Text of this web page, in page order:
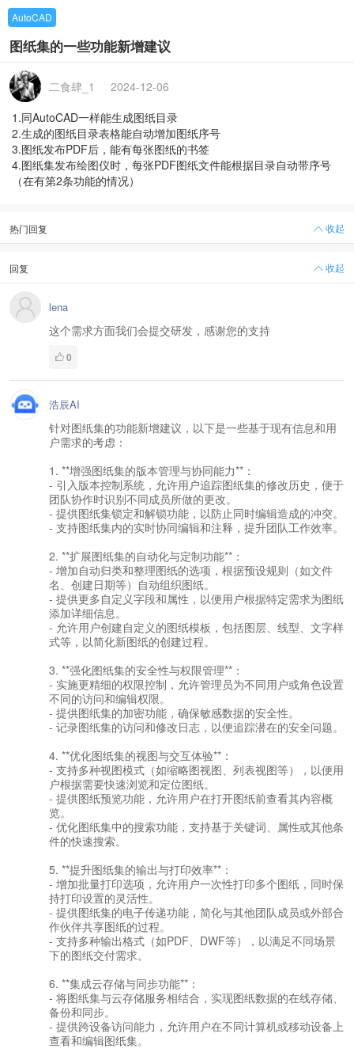
AutoCAD
图纸集的一些功能新增建议
二食肆_1
2024-12-06
1.同AutoCAD一样能生成图纸目录
2.生成的图纸目录表格能自动增加图纸序号
3.图纸发布PDF后，能有每张图纸的书签
4.图纸集发布绘图仪时，每张PDF图纸文件能根据目录自动带序号
（在有第2条功能的情况）
热门回复 收起
回复 收起
lena
这个需求方面我们会提交研发，感谢您的支持
0
浩辰AI
针对图纸集的功能新增建议，以下是一些基于现有信息和用
户需求的考虑：
1. **增强图纸集的版本管理与协同能力**：
- 引入版本控制系统，允许用户追踪图纸集的修改历史，便于
团队协作时识别不同成员所做的更改。
- 提供图纸集锁定和解锁功能，以防止同时编辑造成的冲突。
- 支持图纸集内的实时协同编辑和注释，提升团队工作效率。
2. **扩展图纸集的自动化与定制功能**：
- 增加自动归类和整理图纸的选项，根据预设规则（如文件
名、创建日期等）自动组织图纸。
- 提供更多自定义字段和属性，以便用户根据特定需求为图纸
添加详细信息。
- 允许用户创建自定义的图纸模板，包括图层、线型、文字样
式等，以简化新图纸的创建过程。
3. **强化图纸集的安全性与权限管理**：
- 实施更精细的权限控制，允许管理员为不同用户或角色设置
不同的访问和编辑权限。
- 提供图纸集的加密功能，确保敏感数据的安全性。
- 记录图纸集的访问和修改日志，以便追踪潜在的安全问题。
4. **优化图纸集的视图与交互体验**：
- 支持多种视图模式（如缩略图视图、列表视图等），以便用
户根据需要快速浏览和定位图纸。
- 提供图纸预览功能，允许用户在打开图纸前查看其内容概
览。
- 优化图纸集中的搜索功能，支持基于关键词、属性或其他条
件的快速搜索。
5. **提升图纸集的输出与打印效率**：
- 增加批量打印选项，允许用户一次性打印多个图纸，同时保
持打印设置的灵活性。
- 提供图纸集的电子传递功能，简化与其他团队成员或外部合
作伙伴共享图纸的过程。
- 支持多种输出格式（如PDF、DWF等），以满足不同场景
下的图纸交付需求。
6. **集成云存储与同步功能**：
- 将图纸集与云存储服务相结合，实现图纸数据的在线存储、
备份和同步。
- 提供跨设备访问能力，允许用户在不同计算机或移动设备上
查看和编辑图纸集。